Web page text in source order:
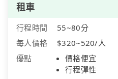
租車
行程時間
55~80分
每人價格
$320~520/人
優點
價格便宜
行程彈性